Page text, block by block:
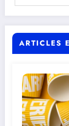
ARTICLES